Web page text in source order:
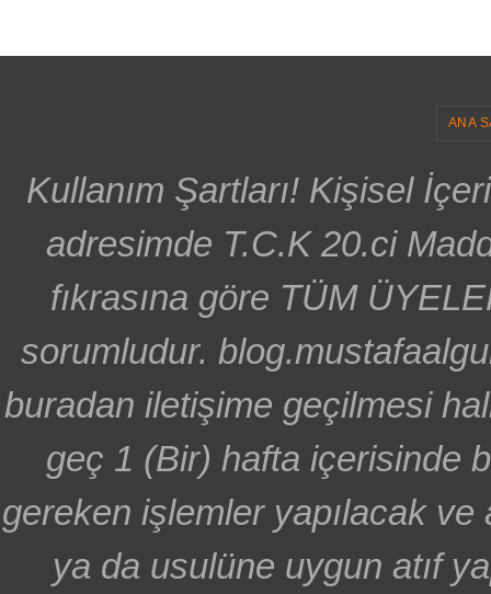
ANA
Kullanım Şartları! Kişisel
adresimde T.C.K 20.ci
fıkrasına göre TÜM
sorumludur.
buradan iletişime geçilmesi
geç 1 (Bir) hafta içerisinde
gereken işlemler yapılacak ve
ya da usulüne uygun atıf